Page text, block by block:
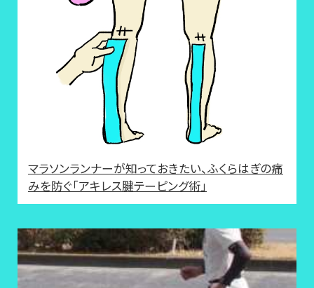
マラソンランナーが知っておきたい、ふくらはぎの痛
みを防ぐ「アキレス腱テーピング術」